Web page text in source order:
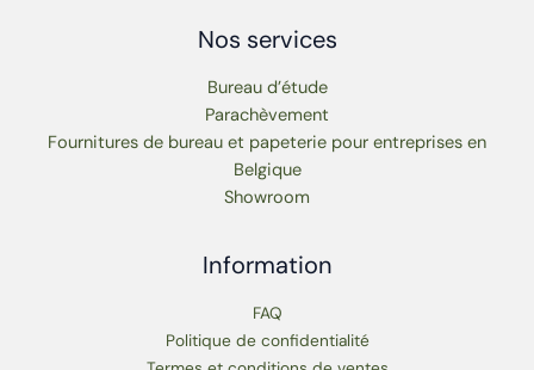
Nos services
Bureau d’étude
Parachèvement
Fournitures de bureau et papeterie pour entreprises en
Belgique
Showroom
Information
FAQ
Politique de confidentialité